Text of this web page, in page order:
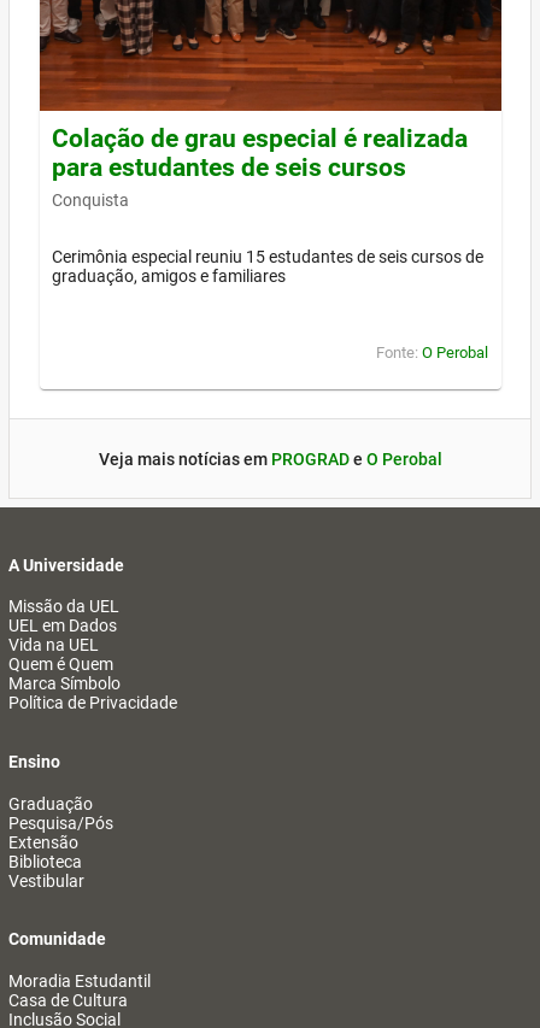
Colação de grau especial é realizada
para estudantes de seis cursos
Conquista
Cerimônia especial reuniu 15 estudantes de seis cursos de
graduação, amigos e familiares
Fonte: O Perobal
Veja mais notícias em PROGRADe O Perobal
A Universidade
Missão da UEL
UEL em Dados
Vida na UEL
Quem é Quem
Marca Símbolo
Política de Privacidade
Ensino
Graduação
Pesquisa/Pós
Extensão
Biblioteca
Vestibular
Comunidade
Moradia Estudantil
Casa de Cultura
Inclusão Social